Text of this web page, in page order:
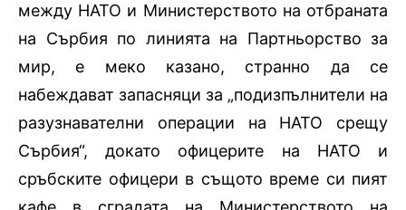
между НАТО и Министерството на отбраната
на Сърбия по линията на Партньорство за
мир, е мекo казано, странно да се
набеждават запасняци за „подизпълнители на
разузнавателни операции на НАТО срещу
Сърбия“, докато офицерите на НАТО и
сръбските офицери в същото време си пият